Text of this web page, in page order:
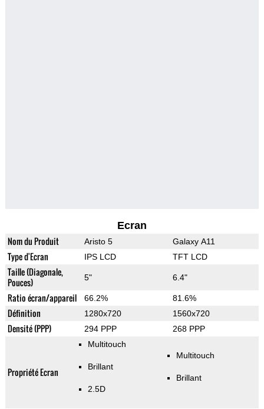
Ecran
Nom du Produit Aristo 5 Galaxy A11
Type d'Ecran IPS LCD TFT LCD
Taille (Diagonale,
Pouces)
5" 6.4"
Ratio écran/appareil 66.2% 81.6%
Définition 1280x720 1560x720
Densité (PPP) 294 PPP 268 PPP
Propriété Ecran
Multitouch
Brillant
2.5D
Multitouch
Brillant